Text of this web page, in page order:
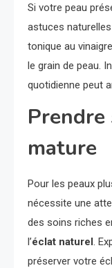
Si votre peau
astuces
tonique au
le grain de peau.
quotidienne peut
Prendre
mature
Pour les peaux
nécessite une
des soins riches
l’éclat naturel .
préserver votre